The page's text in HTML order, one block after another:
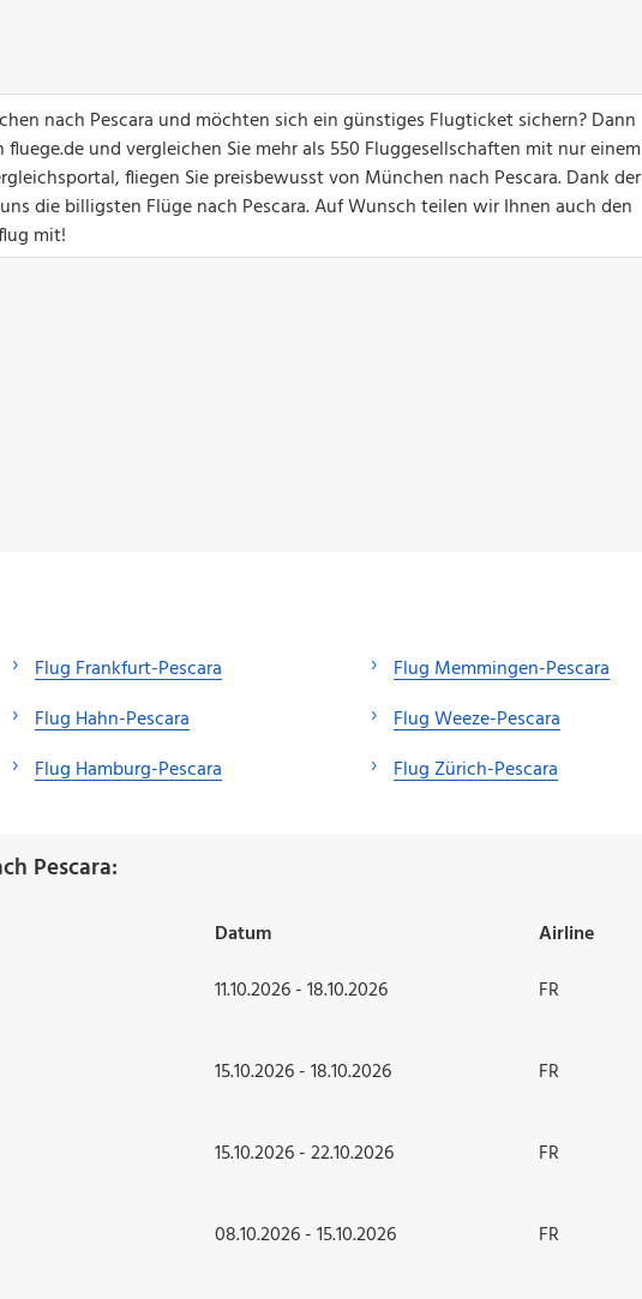
nach Pescara und möchten sich ein günstiges Flugticket sichern? Dann
und vergleichen Sie mehr als 550 Fluggesellschaften mit nur einem
fliegen Sie preisbewusst von München nach Pescara. Dank der
die billigsten Flüge nach Pescara. Auf Wunsch teilen wir Ihnen auch den
mit!
Flug Frankfurt-Pescara
Flug Hahn-Pescara
Flug Hamburg-Pescara
Flug Memmingen-Pescara
Flug Weeze-Pescara
Flug Zürich-Pescara
Pescara:
Datum Airline
11.10.2026 - 18.10.2026 FR
15.10.2026 - 18.10.2026 FR
15.10.2026 - 22.10.2026 FR
08.10.2026 - 15.10.2026 FR